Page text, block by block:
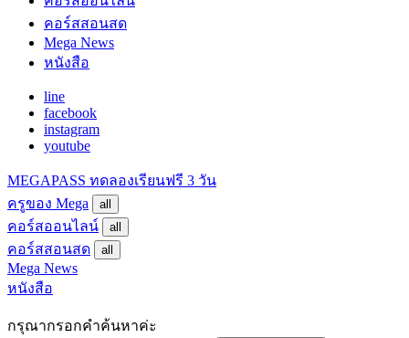
คอร์สสอนสด
Mega News
หนังสือ
line
facebook
instagram
youtube
MEGAPASS ทดลองเรียนฟรี 3 วัน
ครูของ Mega
all
คอร์สออนไลน์ all
คอร์สสอนสด all
Mega News
หนังสือ
กรุณากรอกคำค้นหาค่ะ